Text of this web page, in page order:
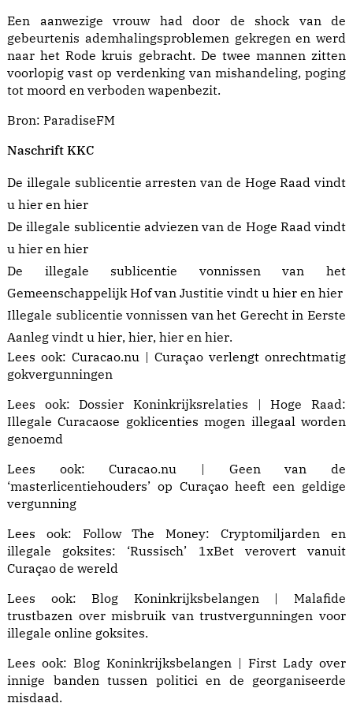
Een aanwezige vrouw had door de shock van de
gebeurtenis ademhalingsproblemen gekregen en werd
naar het Rode kruis gebracht. De twee mannen zitten
voorlopig vast op verdenking van mishandeling, poging
tot moord en verboden wapenbezit.
Bron: ParadiseFM
Naschrift KKC
De illegale sublicentie arresten van de Hoge Raad vindt
u hier en hier
De illegale sublicentie adviezen van de Hoge Raad vindt
u hier en hier
De illegale sublicentie vonnissen van het
Gemeenschappelijk Hof van Justitie vindt u hier en hier
Illegale sublicentie vonnissen van het Gerecht in Eerste
Aanleg vindt u hier, hier, hier en hier.
Lees ook: Curacao.nu | Curaçao verlengt onrechtmatig
gokvergunningen
Lees ook: Dossier Koninkrijksrelaties | Hoge Raad:
Illegale Curacaose goklicenties mogen illegaal worden
genoemd
Lees ook: Curacao.nu | Geen van de
‘masterlicentiehouders’ op Curaçao heeft een geldige
vergunning
Lees ook: Follow The Money: Cryptomiljarden en
illegale goksites: ‘Russisch’ 1xBet verovert vanuit
Curaçao de wereld
Lees ook: Blog Koninkrijksbelangen | Malafide
trustbazen over misbruik van trustvergunningen voor
illegale online goksites.
Lees ook: Blog Koninkrijksbelangen | First Lady over
innige banden tussen politici en de georganiseerde
misdaad.